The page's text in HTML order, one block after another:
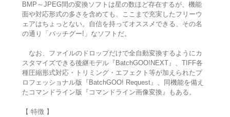
BMP～JPEG間の変換ソフトは星の数ほど存在するが、機能
面や対応形式の多さを含めても、ここまで充実したフリーウ
ェアはちょっとない。自信を持ってオススメできる、その名
の通り「バッチグー!」なソフトだ。
なお、ファイルのドロップだけで全自動変換するようにカ
スタマイズできる後継モデル『BatchGOO!NEXT』、TIFF各
種圧縮形式対応・トリミング・エフェクト等が加えられたプ
ロフェッショナル版『BatchGOO! Request』、同機能を備え
たコマンドライン版『コマンドライン画像変換』もある。
【 特徴 】